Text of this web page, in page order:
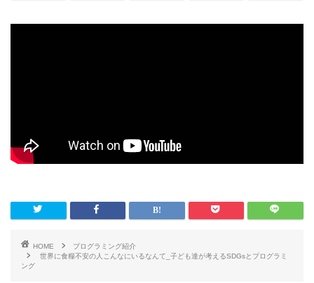
HOME
プログラミング紹介
世界に食糧不安の人こんなにいるなんて_子ども達が考えるSDGsとプログラミ
ング